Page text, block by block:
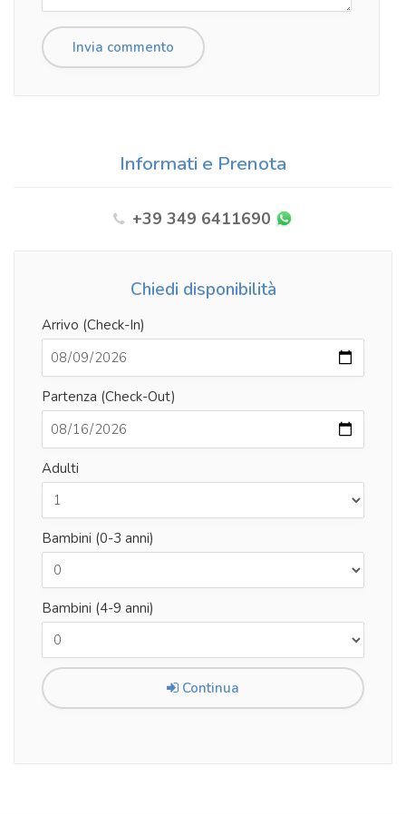
Informati e Prenota
+39 349 6411690
Chiedi disponibilità
Arrivo (Check-In)
Partenza (Check-Out)
Adulti
Bambini (0-3 anni)
Bambini (4-9 anni)
Continua